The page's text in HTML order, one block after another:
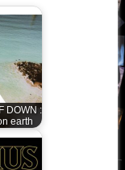
DOWN :
earth